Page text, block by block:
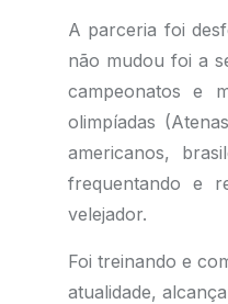
A parceria foi
não mudou foi a
campeonatos e
olimpíadas
americanos,
frequentando e
velejador.
Foi treinando e
atualidade,